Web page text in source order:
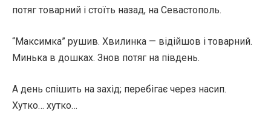
потяг товарний і стоїть назад, на Севастополь.
“Максимка” рушив. Хвилинка — відійшов і товарний.
Минька в дошках. Знов потяг на південь.
А день спішить на захід; перебігає через насип.
Хутко… хутко…